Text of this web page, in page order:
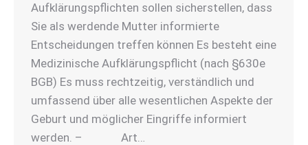
Aufklärungspflichten sollen sicherstellen, dass
Sie als werdende Mutter informierte
Entscheidungen treffen können Es besteht eine
Medizinische Aufklärungspflicht (nach §630e
BGB) Es muss rechtzeitig, verständlich und
umfassend über alle wesentlichen Aspekte der
Geburt und möglicher Eingriffe informiert
werden. – Art…